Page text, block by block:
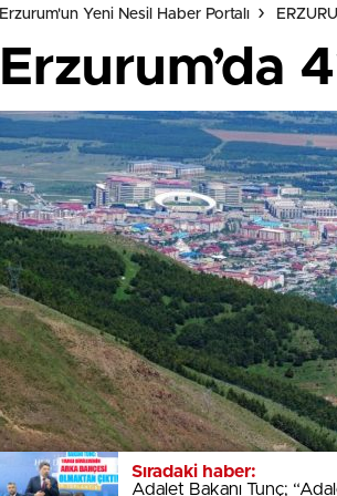
Sıradaki haber:
Adalet Bakanı Tunç;
Erzurum'un Yeni Nesil Haber Portalı
Erzurum’da
Sıradaki haber:
Adalet Bakanı Tunç;